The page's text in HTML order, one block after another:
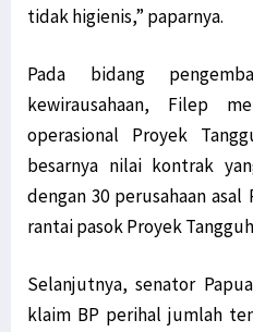
tidak higienis,” paparnya.
Pada bidang
kewirausahaan, Filep
operasional Proyek
besarnya nilai kontrak
dengan 30 perusahaan
rantai pasok Proyek
Selanjutnya, senator
klaim BP perihal jumlah